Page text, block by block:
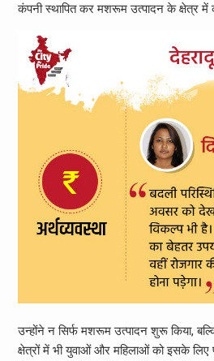
कंपनी स्थापित कर मशरूम उत्पादन के क्षेत्र
उन्होंने न सिर्फ मशरूम उत्पादन शुरू किया,
क्षेत्रों में भी युवाओं और महिलाओं को इसके लिए